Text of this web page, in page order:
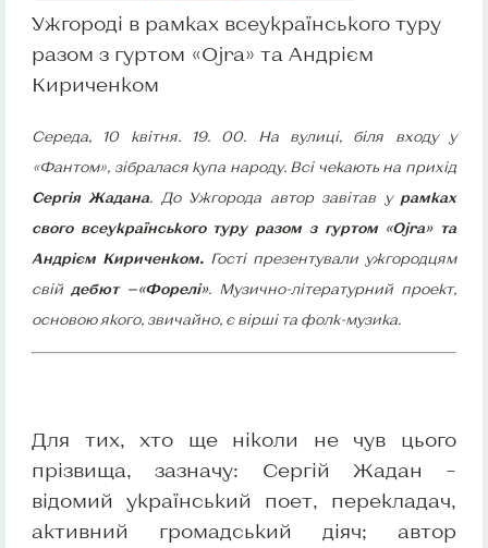
Ужгороді в рамках всеукраїнського туру
разом з гуртом «Ojra» та Андрієм
Кириченком
Середа, 10 квітня. 19. 00. На вулиці, біля входу у
«Фантом», зібралася купа народу. Всі чекають на прихід
Сергія Жадана. До Ужгорода автор завітав у рамках
свого всеукраїнського туру разом з гуртом «Ojra» та
Андрієм Кириченком. Гості презентували ужгородцям
свій дебют —«Форелі». Музично-літературний проект,
основою якого, звичайно, є вірші та фолк-музика.
Для тих, хто ще ніколи не чув цього
прізвища, зазначу: Сергій Жадан –
відомий український поет, перекладач,
активний громадський діяч; автор